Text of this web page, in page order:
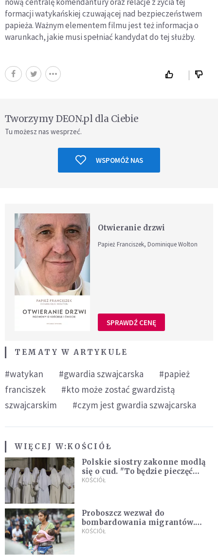
formacji watykańskiej czuwającej nad bezpieczeństwem
papieża. Ważnym elementem filmu jest też informacja o
warunkach, jakie musi spełniać kandydat do tej służby.
Tworzymy DEON.pl dla Ciebie
Tu możesz nas wesprzeć.
WSPOMÓŻ NAS
Otwieranie drzwi
Papież Franciszek, Dominique Wolton
SPRAWDŹ CENĘ
TEMATY W ARTYKULE
#watykan #gwardia szwajcarska
#papież
franciszek
#kto może zostać gwardzistą
szwajcarskim
#czym jest gwardia szwajcarska
WIĘCEJ W:KOŚCIÓŁ
Polskie siostry zakonne modlą
się o cud. "To będzie pieczęć
Pana Boga dla naszej wiary"
KOŚCIÓŁ
Proboszcz wezwał do
bombardowania migrantów.
"Masowy ogień przeciwko
KOŚCIÓŁ